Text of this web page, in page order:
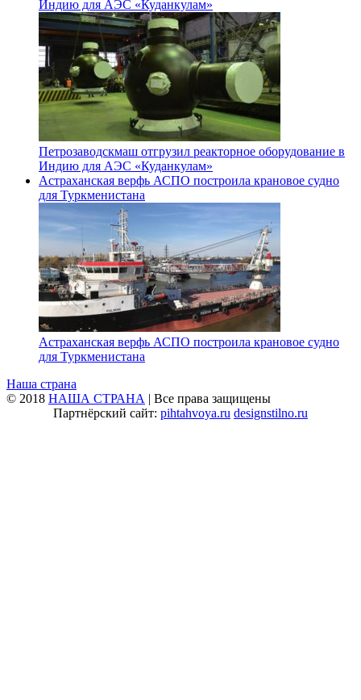
Индию для АЭС «Куданкулам»
Петрозаводскмаш отгрузил реакторное оборудование в
Индию для АЭС «Куданкулам»
Астраханская верфь АСПО построила крановое судно
для Туркменистана
Астраханская верфь АСПО построила крановое судно
для Туркменистана
Наша страна
© 2018 НАША СТРАНА | Все права защищены
Партнёрский сайт: pihtahvoya.ru designstilno.ru